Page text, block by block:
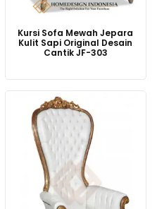
Kursi Sofa Mewah Jepara
Kulit Sapi Original Desain
Cantik JF-303